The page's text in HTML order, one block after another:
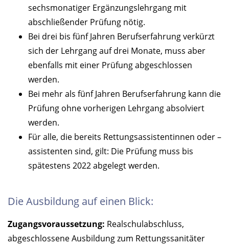
sechsmonatiger Ergänzungslehrgang mit
abschließender Prüfung nötig.
Bei drei bis fünf Jahren Berufserfahrung verkürzt
sich der Lehrgang auf drei Monate, muss aber
ebenfalls mit einer Prüfung abgeschlossen
werden.
Bei mehr als fünf Jahren Berufserfahrung kann die
Prüfung ohne vorherigen Lehrgang absolviert
werden.
Für alle, die bereits Rettungsassistentinnen oder –
assistenten sind, gilt: Die Prüfung muss bis
spätestens 2022 abgelegt werden.
Die Ausbildung auf einen Blick:
Zugangsvoraussetzung: Realschulabschluss,
abgeschlossene Ausbildung zum Rettungssanitäter